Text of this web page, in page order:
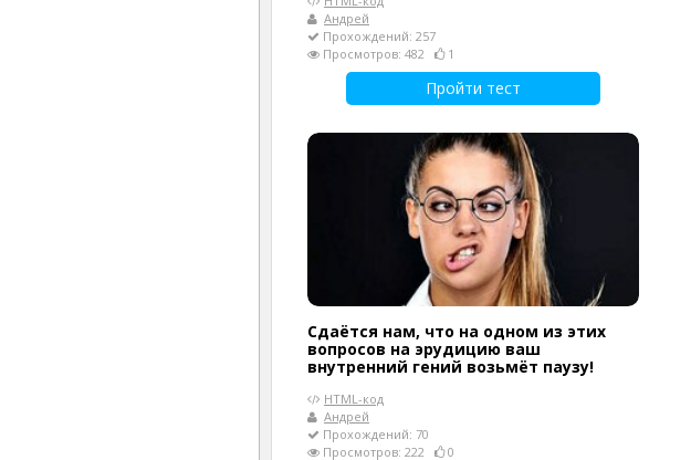
Андрей
Прохождений: 257
Просмотров: 482
1
Пройти тест
Сдаётся нам, что на одном из этих
вопросов на эрудицию ваш
внутренний гений возьмёт паузу!
HTML-код
Андрей
Прохождений: 70
Просмотров: 222
0